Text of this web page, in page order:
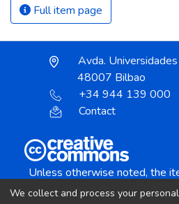
Full item page
Avda.
48007 Bilbao
+34 944 139 000
Contact
Unless otherwise noted, the
We collect and process your